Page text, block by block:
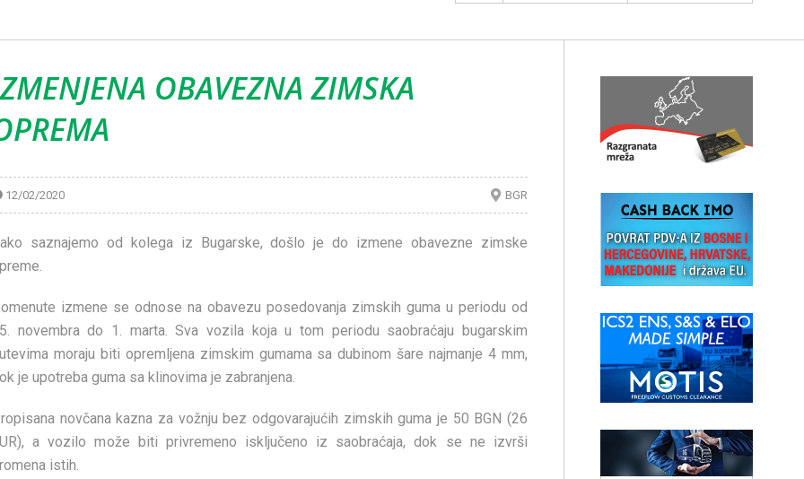
OBAVEZNA ZIMSKA
12/02/2020 BGR
saznajemo od kolega iz Bugarske, došlo je do izmene obavezne zimske
izmene se odnose na obavezu posedovanja zimskih guma u periodu od
novembra do 1. marta. Sva vozila koja u tom periodu saobraćaju bugarskim
moraju biti opremljena zimskim gumama sa dubinom šare najmanje 4 mm,
je upotreba guma sa klinovima je zabranjena.
novčana kazna za vožnju bez odgovarajućih zimskih guma je 50 BGN (26
a vozilo može biti privremeno isključeno iz saobraćaja, dok se ne izvrši
istih.